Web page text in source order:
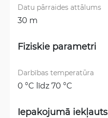
Datu pārraides attālums
30 m
Fiziskie parametri
Darbības temperatūra
0 °C līdz 70 °C
Iepakojumā iekļauts